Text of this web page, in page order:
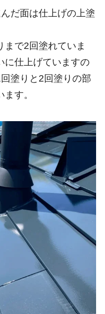
だ面は仕上げの上塗
まで2回塗れていま
に仕上げていますの
塗りと2回塗りの部
す。